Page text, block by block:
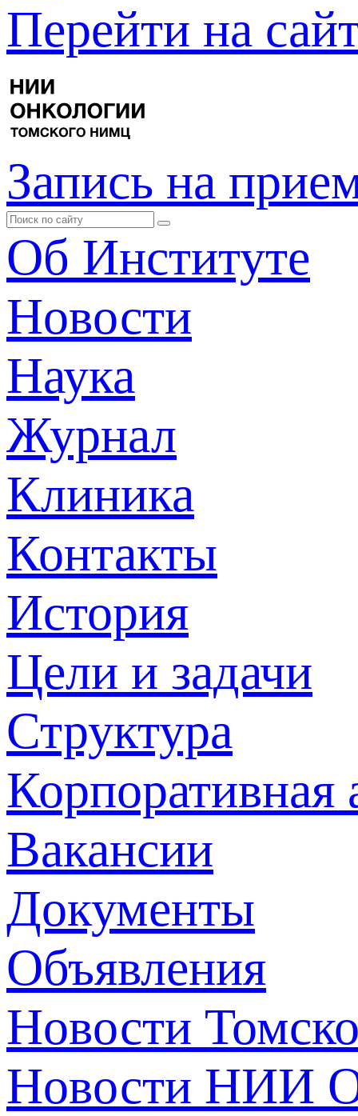
Перейти на
Запись на
Об Институте
Новости
Наука
Журнал
Клиника
Контакты
История
Цели и задачи
Структура
Корпоративная
Вакансии
Документы
Объявления
Новости
Новости НИИ